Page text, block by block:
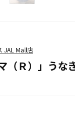
JAL Mall店
（Ｒ）」うな